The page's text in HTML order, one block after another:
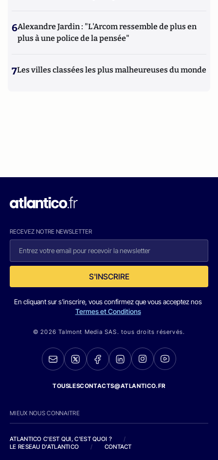
6Alexandre Jardin : "L'Arcom ressemble de plus en
plus à une police de la pensée"
7Les villes classées les plus malheureuses du monde
RECEVEZ NOTRE NEWSLETTER
S'INSCRIRE
En cliquant sur s'inscrire, vous confirmez que vous acceptez nos
Termes et Conditions
© 2026 Talmont Media SAS. tous droits réservés.
TOUSLESCONTACTS@ATLANTICO.FR
MIEUX NOUS CONNAITRE
ATLANTICO C'EST QUI, C'EST QUOI ?
/
LE RESEAU D'ATLANTICO
/ CONTACT